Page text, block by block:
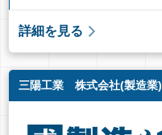
詳細を見る
三陽工業 株式会社(製造業)